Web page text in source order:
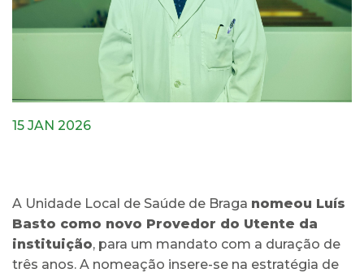
15 JAN 2026
A Unidade Local de Saúde de Braga nomeou Luís
Basto como novo Provedor do Utente da
instituição, para um mandato com a duração de
três anos. A nomeação insere-se na estratégia de